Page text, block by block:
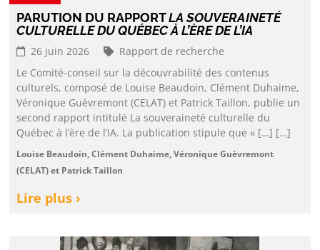
PARUTION DU RAPPORTLA SOUVERAINETÉ
CULTURELLE DU QUÉBEC À L’ÈRE DE L’IA
26 juin 2026
Rapport de recherche
Le Comité-conseil sur la découvrabilité des contenus
culturels, composé de Louise Beaudoin, Clément Duhaime,
Véronique Guèvremont (CELAT) et Patrick Taillon, publie un
second rapport intitulé La souveraineté culturelle du
Québec à l’ère de l’IA. La publication stipule que « […] […]
Louise Beaudoin, Clément Duhaime, Véronique Guèvremont
(CELAT) et Patrick Taillon
Lire plus ›